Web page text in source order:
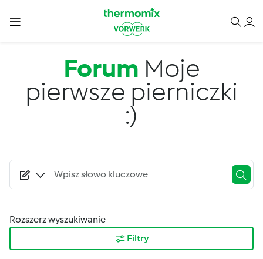
Forum Moje
pierwsze pierniczki
:)
Rozszerz wyszukiwanie
Filtry